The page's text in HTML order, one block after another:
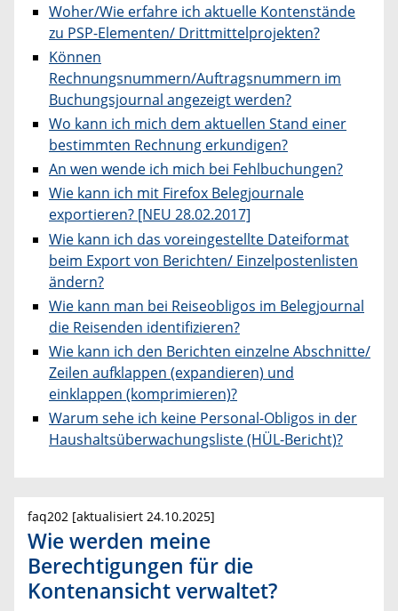
Woher/Wie erfahre ich aktuelle Kontenstände
zu PSP-Elementen/ Drittmittelprojekten?
Können
Rechnungsnummern/Auftragsnummern im
Buchungsjournal angezeigt werden?
Wo kann ich mich dem aktuellen Stand einer
bestimmten Rechnung erkundigen?
An wen wende ich mich bei Fehlbuchungen?
Wie kann ich mit Firefox Belegjournale
exportieren? [NEU 28.02.2017]
Wie kann ich das voreingestellte Dateiformat
beim Export von Berichten/ Einzelpostenlisten
ändern?
Wie kann man bei Reiseobligos im Belegjournal
die Reisenden identifizieren?
Wie kann ich den Berichten einzelne Abschnitte/
Zeilen aufklappen (expandieren) und
einklappen (komprimieren)?
Warum sehe ich keine Personal-Obligos in der
Haushaltsüberwachungsliste (HÜL-Bericht)?
faq202 [aktualisiert 24.10.2025]
Wie werden meine
Berechtigungen für die
Kontenansicht verwaltet?